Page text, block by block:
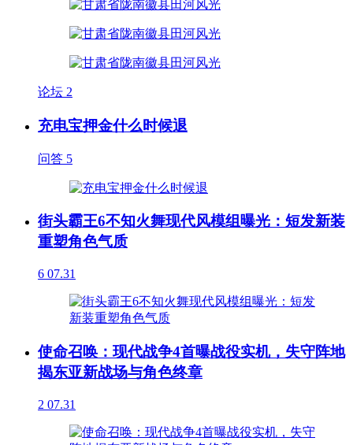
论坛 2
充电宝押金什么时候退
问答 5
街头霸王6不知火舞现代风模组曝光：短发新装
重塑角色气质
6 07.31
使命召唤：现代战争4首曝战役实机，失守阵地
揭东亚新战场与角色终章
2 07.31